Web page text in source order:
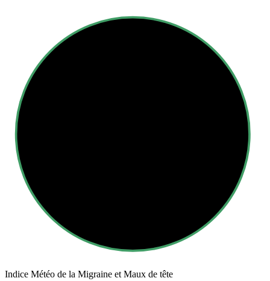
Indice Météo de la Migraine et Maux de tête